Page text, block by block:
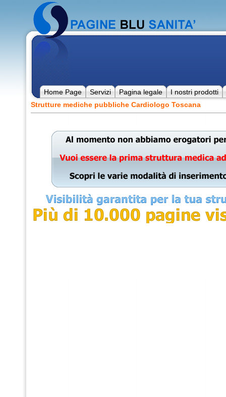
Home Page Servizi Pagina legale
I nostri prodotti
Strutture mediche pubbliche Cardiologo Toscana